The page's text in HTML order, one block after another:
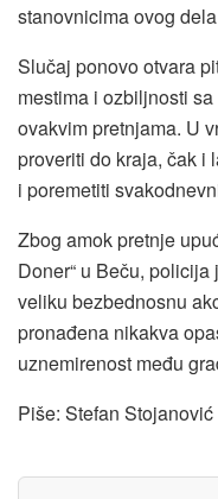
stanovnicima ovog
Slučaj ponovo otvara
mestima i ozbiljnosti
ovakvim pretnjama. U
proveriti do kraja, čak i
i poremetiti
Zbog amok pretnje
Doner“ u Beču,
veliku bezbednosnu
pronađena nikakva
uznemirenost među
Piše: Stefan Stojanović